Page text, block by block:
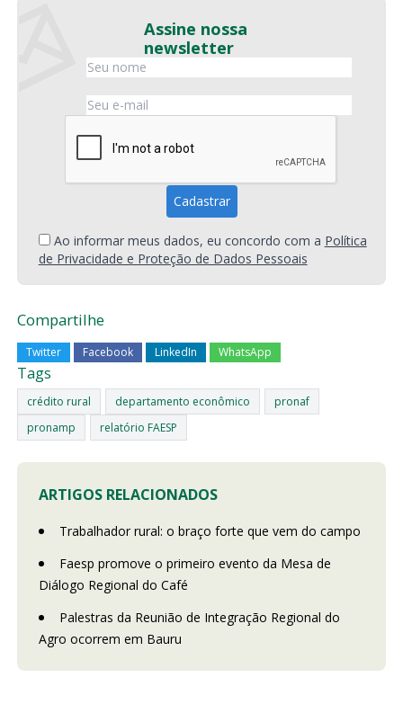
Assine nossa
newsletter
Ao informar meus dados, eu concordo com a Política
de Privacidade e Proteção de Dados Pessoais
Compartilhe
Twitter Facebook LinkedIn WhatsApp
Tags
crédito rural departamento econômico
pronaf
pronamp
relatório FAESP
ARTIGOS RELACIONADOS
Trabalhador rural: o braço forte que vem do campo
Faesp promove o primeiro evento da Mesa de
Diálogo Regional do Café
Palestras da Reunião de Integração Regional do
Agro ocorrem em Bauru